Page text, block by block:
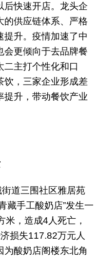
后快速开店。龙头企
的供应链体系、严格
提升。疫情加速了中
会更倾向于去品牌餐
二主打个性化和口
饮，三家企业形成差
提升，带动餐饮产业
道三围社区雅居苑
藏手工酸奶店”发生一
米，造成4人死亡，
损失117.82万元人
为酸奶店阁楼东北角